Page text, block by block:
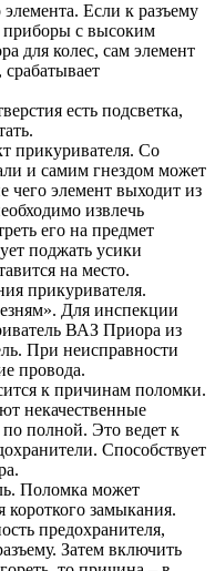
Если к разъему
приборы с высоким
для колес, сам элемент
есть подсветка,
прикуривателя. Со
и самим гнездом может
чего элемент выходит из
извлечь
его на предмет
поджать усики
на место.
прикуривателя.
Для инспекции
ВАЗ Приора из
При неисправности
провода.
к причинам поломки.
некачественные
полной. Это ведет к
Способствует
Поломка может
короткого замыкания.
предохранителя,
Затем включить